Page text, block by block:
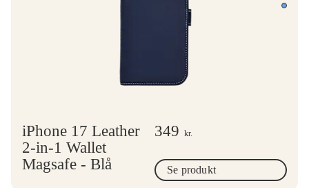
iPhone 17 Leather
2-in-1 Wallet
Magsafe - Blå
349 kr.
Se produkt